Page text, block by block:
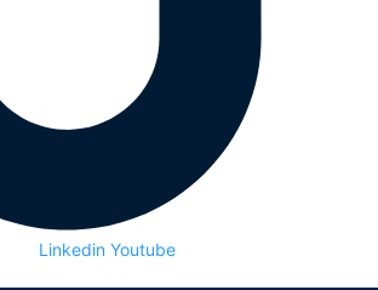
Linkedin Youtube